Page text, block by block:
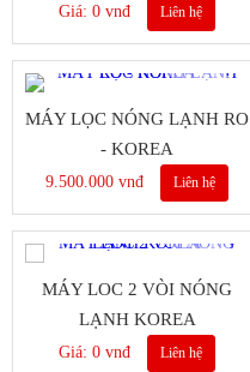
Giá: 0 vnđ Liên hệ
MÁY LỌC NÓNG LẠNH RO
- KOREA
9.500.000 vnđ Liên hệ
MÁY LOC 2 VÒI NÓNG
LẠNH KOREA
Giá: 0 vnđ Liên hệ